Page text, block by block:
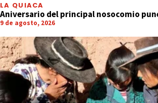
LA QUIACA
Aniversario del principal nosocomio
9 de agosto, 2026